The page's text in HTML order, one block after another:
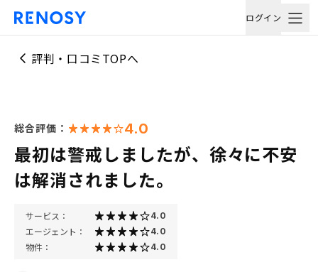
ログイン
評判・口コミTOPへ
総合評価： 4.0
最初は警戒しましたが、徐々に不安
は解消されました。
サービス： 4.0
エージェント： 4.0
物件： 4.0